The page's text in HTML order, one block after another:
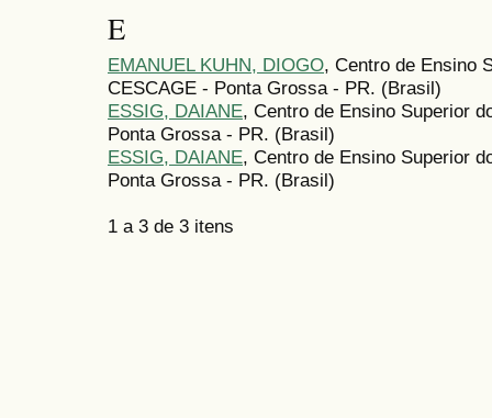
E
EMANUEL KUHN, DIOGO, Centro de Ensino
CESCAGE - Ponta Grossa - PR. (Brasil)
ESSIG, DAIANE, Centro de Ensino Superior
Ponta Grossa - PR. (Brasil)
ESSIG, DAIANE, Centro de Ensino Superior
Ponta Grossa - PR. (Brasil)
1 a 3 de 3 itens